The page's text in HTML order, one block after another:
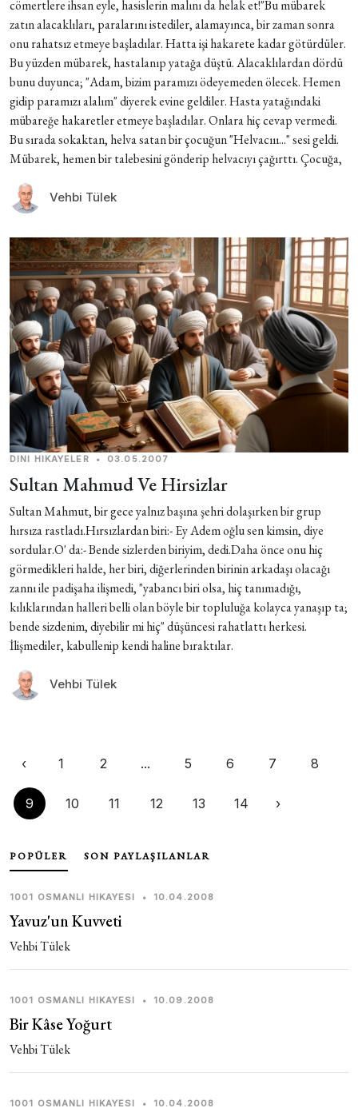
cömertlere ihsan eyle, hasislerin malını da helak et!"Bu mübarek
zatın alacaklıları, paralarını istediler, alamayınca, bir zaman sonra
onu rahatsız etmeye başladılar. Hatta işi hakarete kadar götürdüler.
Bu yüzden mübarek, hastalanıp yatağa düştü. Alacaklılardan dördü
bunu duyunca; "Adam, bizim paramızı ödeyemeden ölecek. Hemen
gidip paramızı alalım" diyerek evine geldiler. Hasta yatağındaki
mübareğe hakaretler etmeye başladılar. Onlara hiç cevap vermedi.
Bu sırada sokaktan, helva satan bir çocuğun "Helvacııı..." sesi geldi.
Mübarek, hemen bir talebesini gönderip helvacıyı çağırttı. Çocuğa,
Vehbi Tülek
DINI HIKAYELER • 03.05.2007
Sultan Mahmud Ve Hirsizlar
Sultan Mahmut, bir gece yalnız başına şehri dolaşırken bir grup
hırsıza rastladı.Hırsızlardan biri:- Ey Adem oğlu sen kimsin, diye
sordular.O' da:- Bende sizlerden biriyim, dedi.Daha önce onu hiç
görmedikleri halde, her biri, diğerlerinden birinin arkadaşı olacağı
zannı ile padişaha ilişmedi, "yabancı biri olsa, hiç tanımadığı,
kılıklarından halleri belli olan böyle bir topluluğa kolayca yanaşıp ta;
bende sizdenim, diyebilir mi hiç" düşüncesi rahatlattı herkesi.
İlişmediler, kabullenip kendi haline bıraktılar.
Vehbi Tülek
‹ 1 2 ... 5 6 7 8
9 10 11 12 13 14 ›
POPÜLER SON PAYLAŞILANLAR
1001 OSMANLI HIKAYESI • 10.04.2008
Yavuz'un Kuvveti
Vehbi Tülek
1001 OSMANLI HIKAYESI • 10.09.2008
Bir Kâse Yoğurt
Vehbi Tülek
1001 OSMANLI HIKAYESI • 10.04.2008